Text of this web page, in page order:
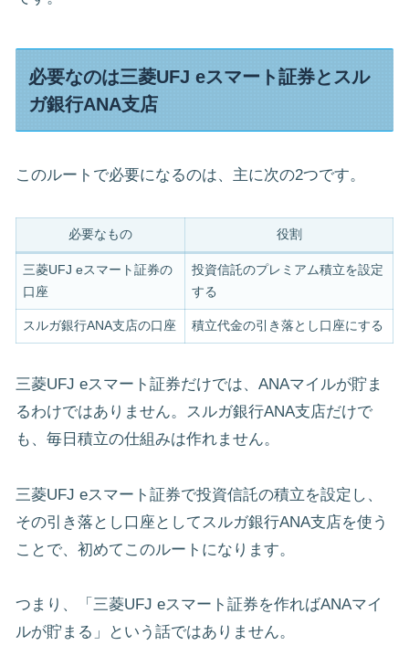
必要なのは三菱UFJ eスマート証券とスル
ガ銀行ANA支店
このルートで必要になるのは、主に次の2つです。
必要なもの 役割
三菱UFJ eスマート証券の
口座
投資信託のプレミアム積立を設定
する
スルガ銀行ANA支店の口座 積立代金の引き落とし口座にする
三菱UFJ eスマート証券だけでは、ANAマイルが貯ま
るわけではありません。スルガ銀行ANA支店だけで
も、毎日積立の仕組みは作れません。
三菱UFJ eスマート証券で投資信託の積立を設定し、
その引き落とし口座としてスルガ銀行ANA支店を使う
ことで、初めてこのルートになります。
つまり、「三菱UFJ eスマート証券を作ればANAマイ
ルが貯まる」という話ではありません。